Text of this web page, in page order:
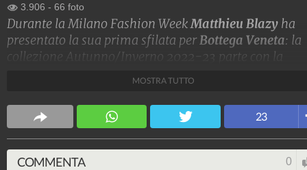
3.906 - 66 foto
Durante la Milano Fashion WeekMatthieu Blazy ha
presentato la sua prima sfilata perBottega Veneta: la
collezione Autunno/Inverno 2022-23 parte con la
in pelle o paillettes e alti cuissard intrecciati.
1.515.221.735-1.957 video-138.077 foto
MOSTRA TUTTO
23
COMMENTA 0